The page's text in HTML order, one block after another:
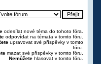
odesílat nové téma do tohoto fóra.
odpovídat na témata v tomto fóru.
upravovat své příspěvky v tomto
fóru.
mazat své příspěvky v tomto fóru.
Nemůžete hlasovat v tomto fóru.